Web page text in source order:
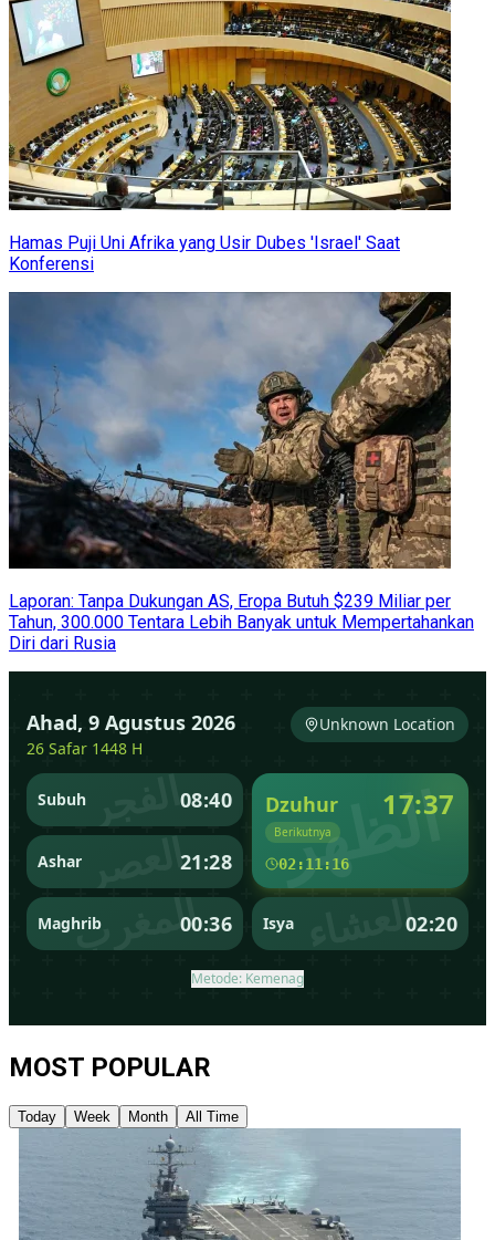
Hamas Puji Uni Afrika yang Usir Dubes 'Israel' Saat
Konferensi
Laporan: Tanpa Dukungan AS, Eropa Butuh $239 Miliar per
Tahun, 300.000 Tentara Lebih Banyak untuk Mempertahankan
Diri dari Rusia
MOST POPULAR
Today Week Month All Time